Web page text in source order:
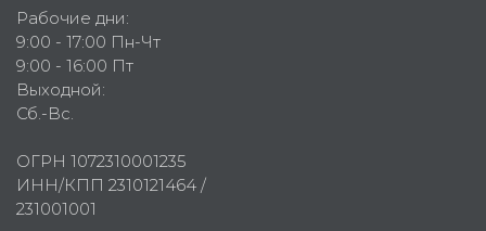
Рабочие дни:
9:00 - 17:00 Пн-Чт
9:00 - 16:00 Пт
Выходной:
Сб.-Вс.
ОГРН 1072310001235
ИНН/КПП 2310121464 /
231001001